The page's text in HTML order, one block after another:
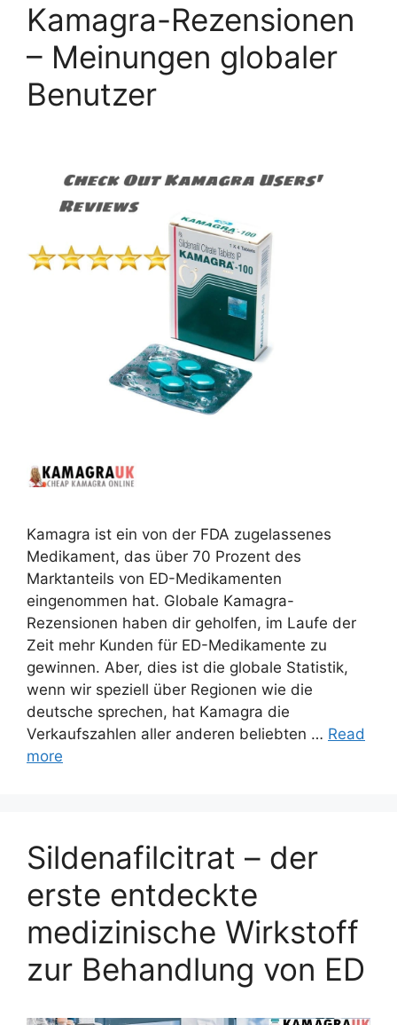
Kamagra-Rezensionen
– Meinungen globaler
Benutzer
Kamagra ist ein von der FDA zugelassenes
Medikament, das über 70 Prozent des
Marktanteils von ED-Medikamenten
eingenommen hat. Globale Kamagra-
Rezensionen haben dir geholfen, im Laufe der
Zeit mehr Kunden für ED-Medikamente zu
gewinnen. Aber, dies ist die globale Statistik,
wenn wir speziell über Regionen wie die
deutsche sprechen, hat Kamagra die
Verkaufszahlen aller anderen beliebten … Read
more
Sildenafilcitrat – der
erste entdeckte
medizinische Wirkstoff
zur Behandlung von ED